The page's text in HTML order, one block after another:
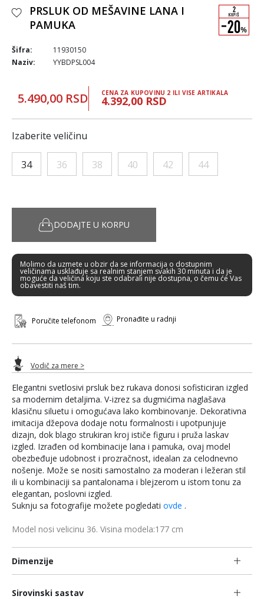
Elegantni svetlosivi prsluk bez rukava donosi sofisticiran izgled
sa modernim detaljima. V-izrez sa dugmićima naglašava
klasičnu siluetu i omogućava lako kombinovanje. Dekorativna
imitacija džepova dodaje notu formalnosti i upotpunjuje
dizajn, dok blago strukiran kroj ističe figuru i pruža laskav
izgled. Izrađen od kombinacije lana i pamuka, ovaj model
obezbeđuje udobnost i prozračnost, idealan za celodnevno
nošenje. Može se nositi samostalno za moderan i ležeran stil
ili u kombinaciji sa pantalonama i blejzerom u istom tonu za
elegantan, poslovni izgled.
Suknju sa fotografije možete pogledati ovde .
Model nosi velicinu 36. Visina modela:177 cm
Dimenzije
Sirovinski sastav
PRSLUK OD MEŠAVINE LANA I
PAMUKA
Šifra:
11930150
Naziv:
YYBDPSL004
5.490,00 RSD CENA ZA KUPOVINU 2 ILI VISE ARTIKALA
4.392,00 RSD
Izaberite veličinu
34 36 38 40 42 44
DODAJTE U KORPU
Molimo da uzmete u obzir da se informacija o dostupnim
veličinama usklađuje sa realnim stanjem svakih 30 minuta i da je
moguće da veličina koju ste odabrali nije dostupna, o čemu će Vas
obavestiti naš tim.
Poručite telefonom Pronađite u radnji
Vodič za mere >